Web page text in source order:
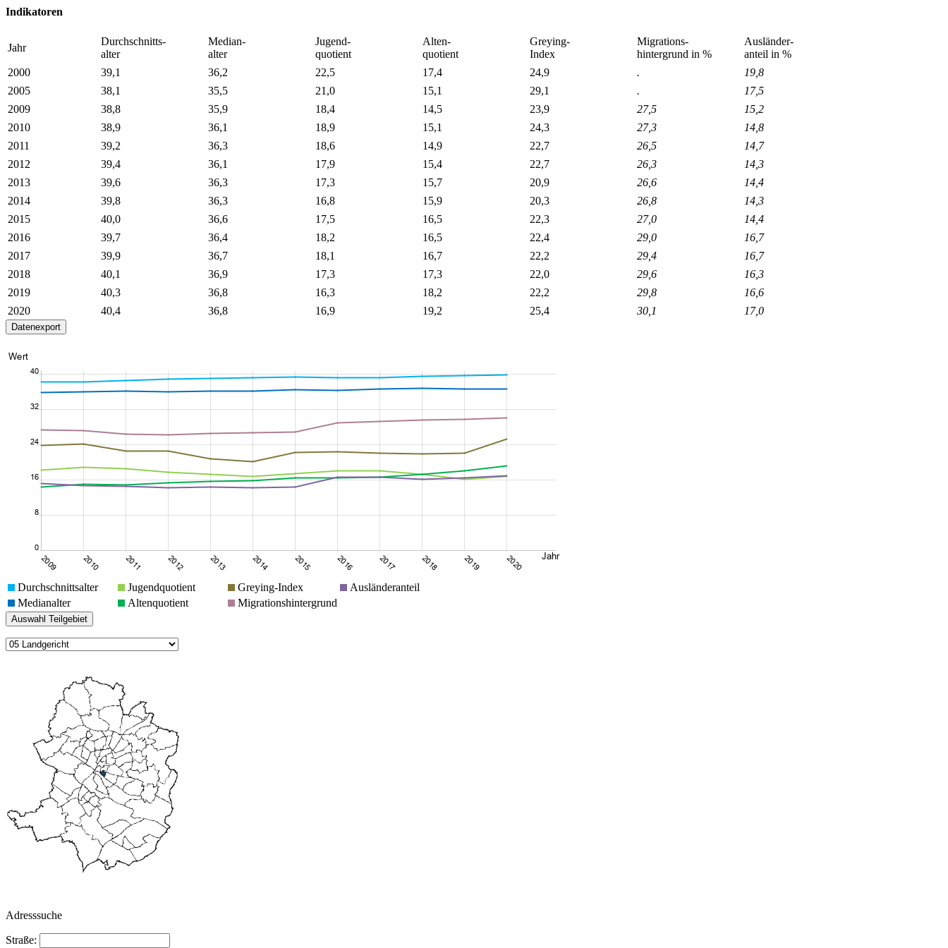
Indikatoren
Jahr
Durchschnitts-
alter
Median-
alter
Jugend-
quotient
Alten-
quotient
Greying-
Index
Migrations-
hintergrund in %
Ausländer-
anteil in %
2000
39,1 36,2 22,5 17,4 24,9 .
19,8
2005
38,1 35,5 21,0 15,1 29,1 .
17,5
2009
38,8 35,9 18,4 14,5 23,9 27,5
15,2
2010
38,9 36,1 18,9 15,1 24,3 27,3
14,8
2011
39,2 36,3 18,6 14,9 22,7 26,5
14,7
2012
39,4 36,1 17,9 15,4 22,7 26,3
14,3
2013
39,6 36,3 17,3 15,7 20,9 26,6
14,4
2014
39,8 36,3 16,8 15,9 20,3 26,8
14,3
2015
40,0 36,6 17,5 16,5 22,3 27,0
14,4
2016
39,7 36,4 18,2 16,5 22,4 29,0
16,7
2017
39,9 36,7 18,1 16,7 22,2 29,4
16,7
2018
40,1 36,9 17,3 17,3 22,0 29,6
16,3
2019
40,3 36,8 16,3 18,2 22,2 29,8
16,6
2020
40,4 36,8 16,9 19,2 25,4 30,1 17,0
Durchschnittsalter Jugendquotient Greying-Index
Ausländeranteil
Medianalter
Altenquotient Migrationshintergrund
Adresssuche
Straße: